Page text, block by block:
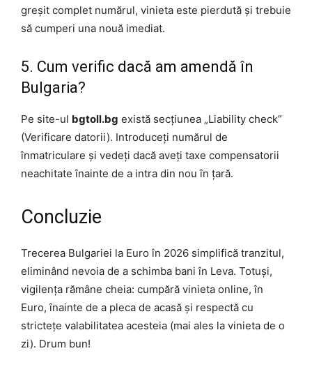
greșit complet numărul, vinieta este pierdută și trebuie
să cumperi una nouă imediat.
5. Cum verific dacă am amendă în
Bulgaria?
Pe site-ul bgtoll.bg există secțiunea „Liability check”
(Verificare datorii). Introduceți numărul de
înmatriculare și vedeți dacă aveți taxe compensatorii
neachitate înainte de a intra din nou în țară.
Concluzie
Trecerea Bulgariei la Euro în 2026 simplifică tranzitul,
eliminând nevoia de a schimba bani în Leva. Totuși,
vigilența rămâne cheia: cumpără vinieta online, în
Euro, înainte de a pleca de acasă și respectă cu
strictețe valabilitatea acesteia (mai ales la vinieta de o
zi). Drum bun!